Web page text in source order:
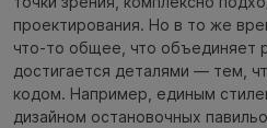
проектирования. Но в то же
что-то общее, что объединяет
достигается деталями — тем,
кодом. Например, единым
дизайном остановочных